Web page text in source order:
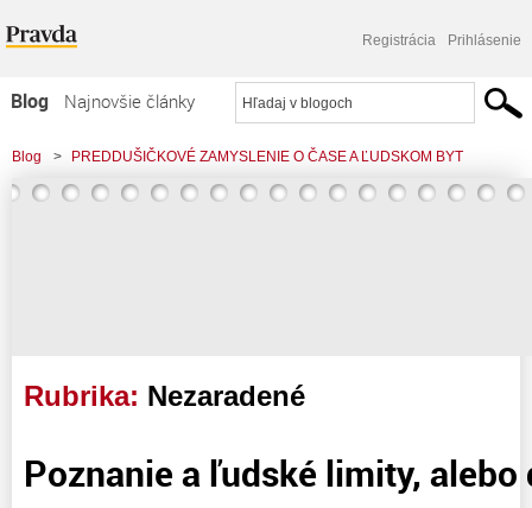
Registrácia Prihlásenie
Blog
Najnovšie články
Najčítanejšie články
Najkomentovanejšie články
Blog > PREDDUŠIČKOVÉ ZAMYSLENIE O ČASE A ĽUDSKOM BYT
Rubrika: Nezaradené
Poznanie a ľudské limity, alebo